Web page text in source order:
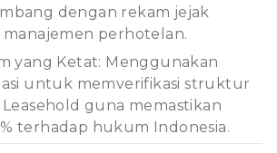
dengan rekam jejak
perhotelan.
yang Ketat: Menggunakan
untuk memverifikasi struktur
guna memastikan
terhadap hukum Indonesia.